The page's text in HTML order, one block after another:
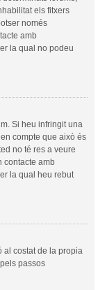
els fitxers
només
amb
la qual no podeu
Si heu infringit una
compte que això és
no té res a veure
contacte amb
la qual heu rebut
al costat de la propia
passos